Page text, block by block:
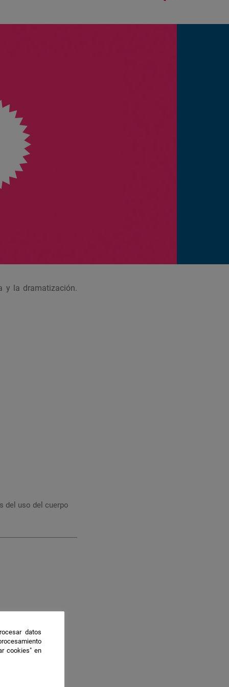
y la dramatización.
del uso del cuerpo
datos
cookies" en